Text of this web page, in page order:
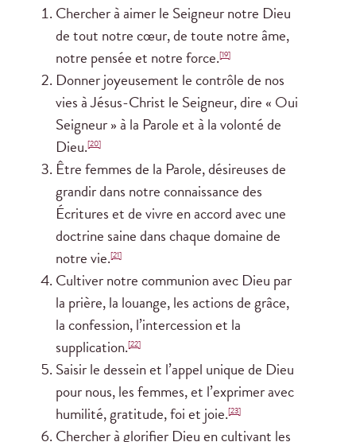
Chercher à aimer le Seigneur notre Dieu
de tout notre cœur, de toute notre âme,
notre pensée et notre force.[19]
Donner joyeusement le contrôle de nos
vies à Jésus-Christ le Seigneur, dire « Oui
Seigneur » à la Parole et à la volonté de
Dieu.[20]
Être femmes de la Parole, désireuses de
grandir dans notre connaissance des
Écritures et de vivre en accord avec une
doctrine saine dans chaque domaine de
notre vie.[21]
Cultiver notre communion avec Dieu par
la prière, la louange, les actions de grâce,
la confession, l’intercession et la
supplication.[22]
Saisir le dessein et l’appel unique de Dieu
pour nous, les femmes, et l’exprimer avec
humilité, gratitude, foi et joie.[23]
Chercher à glorifier Dieu en cultivant les